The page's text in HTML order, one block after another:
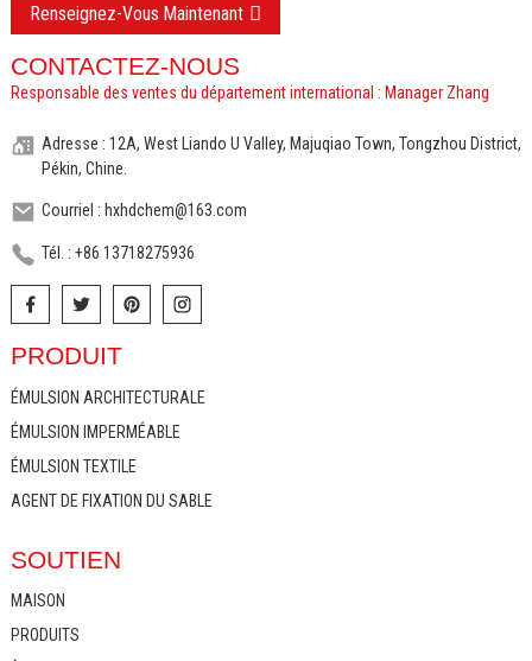
Renseignez-Vous Maintenant
CONTACTEZ-NOUS
Responsable des ventes du département international : Manager Zhang
Adresse : 12A, West Liando U Valley, Majuqiao Town, Tongzhou District,
Pékin, Chine.
Courriel : hxhdchem@163.com
Tél. : +86 13718275936
PRODUIT
ÉMULSION ARCHITECTURALE
ÉMULSION IMPERMÉABLE
ÉMULSION TEXTILE
AGENT DE FIXATION DU SABLE
SOUTIEN
MAISON
PRODUITS